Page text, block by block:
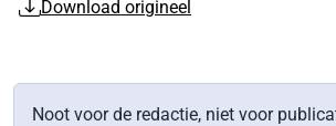
Download origineel
Noot voor de redactie, niet voor